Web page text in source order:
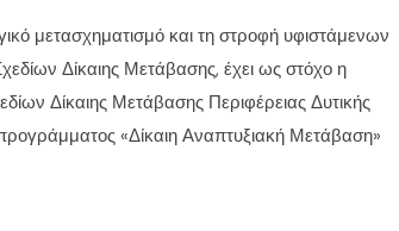
μετασχηματισμό και τη στροφή υφιστάμενων
Δίκαιης Μετάβασης, έχει ως στόχο η
Δίκαιης Μετάβασης Περιφέρειας Δυτικής
«Δίκαιη Αναπτυξιακή Μετάβαση»